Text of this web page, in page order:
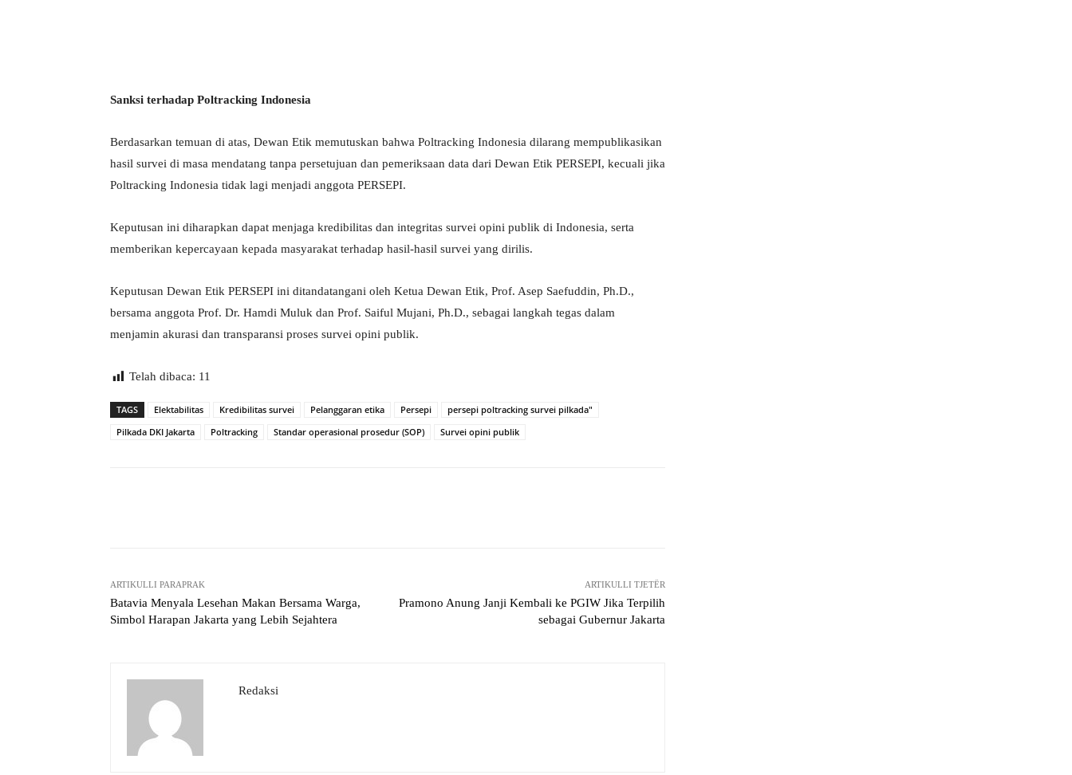
Sanksi terhadap Poltracking Indonesia
Berdasarkan temuan di atas, Dewan Etik memutuskan bahwa Poltracking Indonesia dilarang mempublikasikan
hasil survei di masa mendatang tanpa persetujuan dan pemeriksaan data dari Dewan Etik PERSEPI, kecuali jika
Poltracking Indonesia tidak lagi menjadi anggota PERSEPI.
Keputusan ini diharapkan dapat menjaga kredibilitas dan integritas survei opini publik di Indonesia, serta
memberikan kepercayaan kepada masyarakat terhadap hasil-hasil survei yang dirilis.
Keputusan Dewan Etik PERSEPI ini ditandatangani oleh Ketua Dewan Etik, Prof. Asep Saefuddin, Ph.D.,
bersama anggota Prof. Dr. Hamdi Muluk dan Prof. Saiful Mujani, Ph.D., sebagai langkah tegas dalam
menjamin akurasi dan transparansi proses survei opini publik.
Telah dibaca: 11
TAGS Elektabilitas Kredibilitas survei Pelanggaran etika Persepi
persepi poltracking survei pilkada"
Pilkada DKI Jakarta
Poltracking Standar operasional prosedur (SOP) Survei opini publik
ARTIKULLI PARAPRAK
Batavia Menyala Lesehan Makan Bersama Warga,
Simbol Harapan Jakarta yang Lebih Sejahtera
ARTIKULLI TJETËR
Pramono Anung Janji Kembali ke PGIW Jika Terpilih
sebagai Gubernur Jakarta
Redaksi